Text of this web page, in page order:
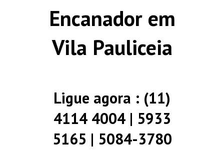
Encanador em
Vila Pauliceia
Ligue agora : (11)
4114 4004 | 5933
5165 | 5084-3780